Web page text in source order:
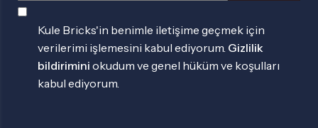
Kule Bricks'in benimle iletişime geçmek için
verilerimi işlemesini kabul ediyorum. Gizlilik
bildirimini okudum ve genel hüküm ve koşulları
kabul ediyorum.